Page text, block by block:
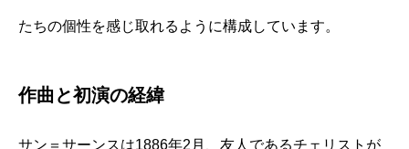
たちの個性を感じ取れるように構成しています。
作曲と初演の経緯
サン＝サーンスは1886年2月、友人であるチェリストが